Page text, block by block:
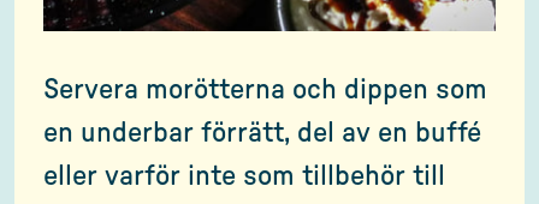
Servera morötterna och dippen som
en underbar förrätt, del av en buffé
eller varför inte som tillbehör till